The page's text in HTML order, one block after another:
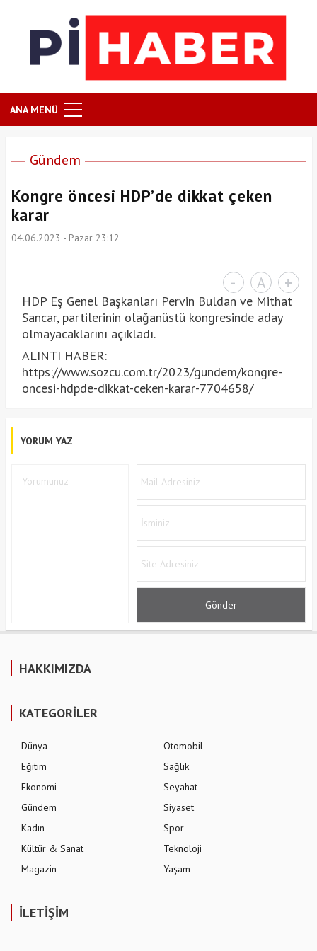
ANA MENÜ
Gündem
Kongre öncesi HDP’de dikkat çeken
karar
04.06.2023 - Pazar 23:12
- A +
HDP Eş Genel Başkanları Pervin Buldan ve Mithat
Sancar, partilerinin olağanüstü kongresinde aday
olmayacaklarını açıkladı.
ALINTI HABER:
https://www.sozcu.com.tr/2023/gundem/kongre-
oncesi-hdpde-dikkat-ceken-karar-7704658/
YORUM YAZ
HAKKIMIZDA
KATEGORİLER
Dünya
Eğitim
Ekonomi
Gündem
Kadın
Kültür & Sanat
Magazin
Otomobil
Sağlık
Seyahat
Siyaset
Spor
Teknoloji
Yaşam
İLETİŞİM